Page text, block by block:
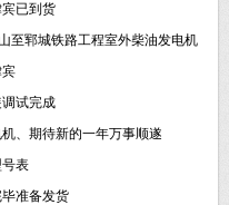
已到货
至郓城铁路工程室外柴油发电机
试完成
、期待新的一年万事顺遂
表
准备发货